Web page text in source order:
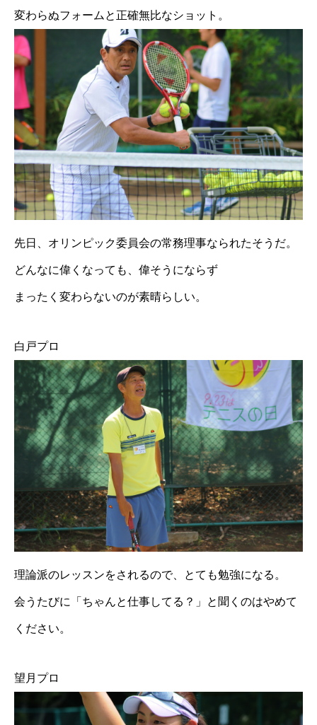
変わらぬフォームと正確無比なショット。
先日、オリンピック委員会の常務理事なられたそうだ。
どんなに偉くなっても、偉そうにならず
まったく変わらないのが素晴らしい。
白戸プロ
理論派のレッスンをされるので、とても勉強になる。
会うたびに「ちゃんと仕事してる？」と聞くのはやめて
ください。
望月プロ